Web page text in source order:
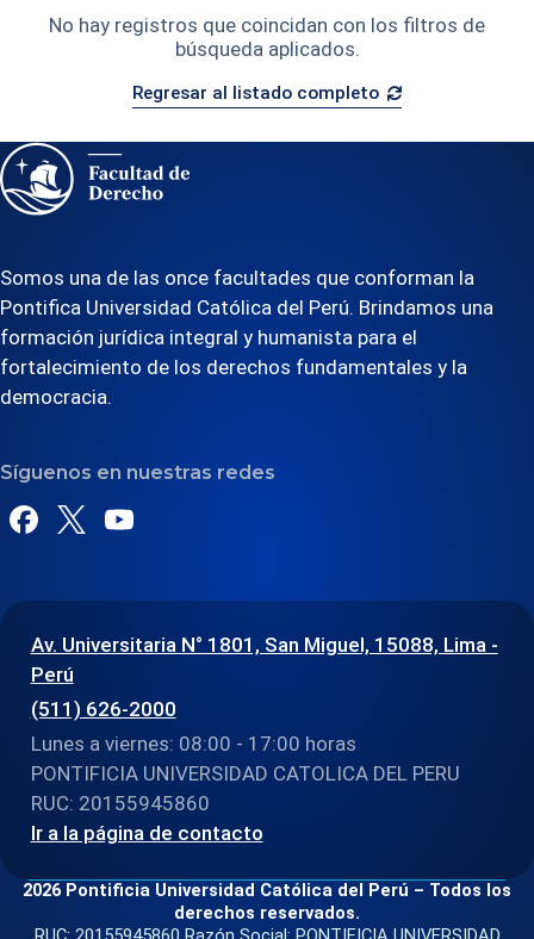
No hay registros que coincidan con los filtros de
búsqueda aplicados.
Regresar al listado completo
Somos una de las once facultades que conforman la
Pontifica Universidad Católica del Perú. Brindamos una
formación jurídica integral y humanista para el
fortalecimiento de los derechos fundamentales y la
democracia.
Síguenos en nuestras redes
Av. Universitaria N° 1801, San Miguel, 15088, Lima -
Perú
(511) 626-2000
Lunes a viernes: 08:00 - 17:00 horas
PONTIFICIA UNIVERSIDAD CATOLICA DEL PERU
RUC: 20155945860
Ir a la página de contacto
2026 Pontificia Universidad Católica del Perú – Todos los
derechos reservados.